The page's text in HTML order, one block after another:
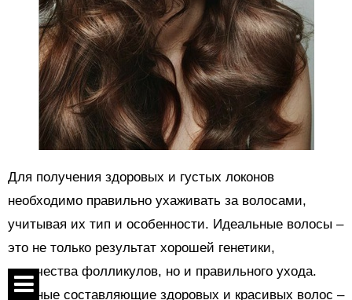
Для получения здоровых и густых локонов
необходимо правильно ухаживать за волосами,
учитывая их тип и особенности. Идеальные волосы –
это не только результат хорошей генетики,
количества фолликулов, но и правильного ухода.
Главные составляющие здоровых и красивых волос –